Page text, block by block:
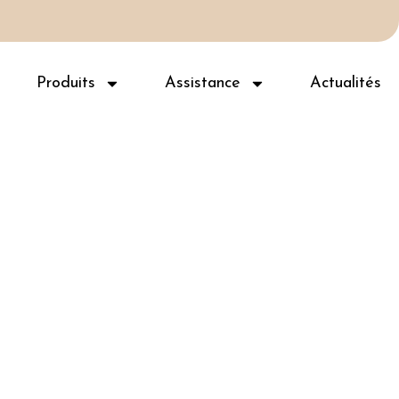
Produits Assistance Actualités